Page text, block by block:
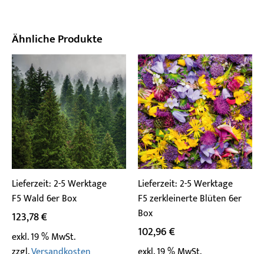
Ähnliche Produkte
Lieferzeit:2-5 Werktage
F5 Wald 6er Box
123,78€
exkl. 19 % MwSt.
Lieferzeit:2-5 Werktage
F5 zerkleinerte Blüten 6er
Box
102,96€